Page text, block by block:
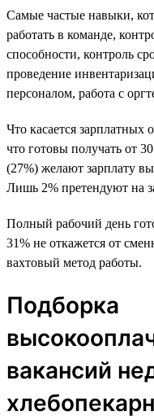
Самые частые навыки,
работать в команде,
способности, контроль
проведение
персоналом, работа с
Что касается зарплатных
что готовы получать от
(27%) желают зарплату
Лишь 2% претендуют на
Полный рабочий день
31% не откажется от
вахтовый метод работы.
Подборка
вакансий